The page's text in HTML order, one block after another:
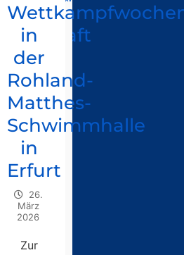
in
der
Rohland-
Matthes-
Schwimmhalle
in
Erfurt
26.
März
2026
Zur